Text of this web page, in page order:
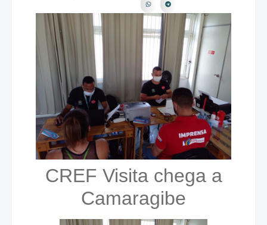
CREF Visita chega a
Camaragibe